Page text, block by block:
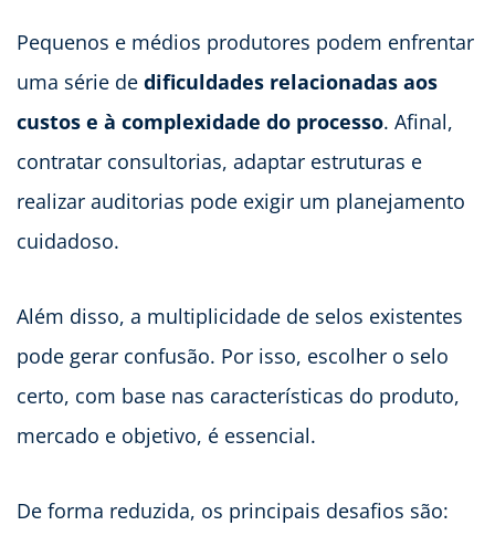
Pequenos e médios produtores podem enfrentar
uma série de dificuldades relacionadas aos
custos e à complexidade do processo. Afinal,
contratar consultorias, adaptar estruturas e
realizar auditorias pode exigir um planejamento
cuidadoso.
Além disso, a multiplicidade de selos existentes
pode gerar confusão. Por isso, escolher o selo
certo, com base nas características do produto,
mercado e objetivo, é essencial.
De forma reduzida, os principais desafios são: